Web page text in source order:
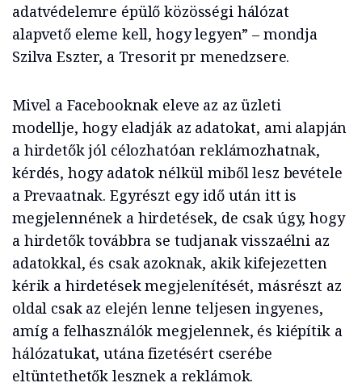
adatvédelemre épülő közösségi hálózat
alapvető eleme kell, hogy legyen” – mondja
Szilva Eszter, a Tresorit pr menedzsere.
Mivel a Facebooknak eleve az az üzleti
modellje, hogy eladják az adatokat, ami alapján
a hirdetők jól célozhatóan reklámozhatnak,
kérdés, hogy adatok nélkül miből lesz bevétele
a Prevaatnak. Egyrészt egy idő után itt is
megjelennének a hirdetések, de csak úgy, hogy
a hirdetők továbbra se tudjanak visszaélni az
adatokkal, és csak azoknak, akik kifejezetten
kérik a hirdetések megjelenítését, másrészt az
oldal csak az elején lenne teljesen ingyenes,
amíg a felhasználók megjelennek, és kiépítik a
hálózatukat, utána fizetésért cserébe
eltüntethetők lesznek a reklámok.